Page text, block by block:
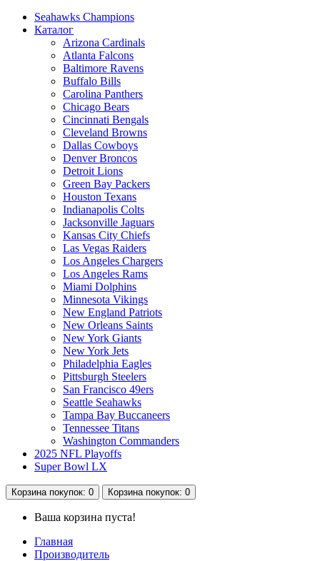
Seahawks Champions
Каталог
Arizona Cardinals
Atlanta Falcons
Baltimore Ravens
Buffalo Bills
Carolina Panthers
Chicago Bears
Cincinnati Bengals
Cleveland Browns
Dallas Cowboys
Denver Broncos
Detroit Lions
Green Bay Packers
Houston Texans
Indianapolis Colts
Jacksonville Jaguars
Kansas City Chiefs
Las Vegas Raiders
Los Angeles Chargers
Los Angeles Rams
Miami Dolphins
Minnesota Vikings
New England Patriots
New Orleans Saints
New York Giants
New York Jets
Philadelphia Eagles
Pittsburgh Steelers
San Francisco 49ers
Seattle Seahawks
Tampa Bay Buccaneers
Tennessee Titans
Washington Commanders
2025 NFL Playoffs
Super Bowl LX
Корзина покупок: 0 Корзина покупок: 0
Ваша корзина пуста!
Главная
Производитель